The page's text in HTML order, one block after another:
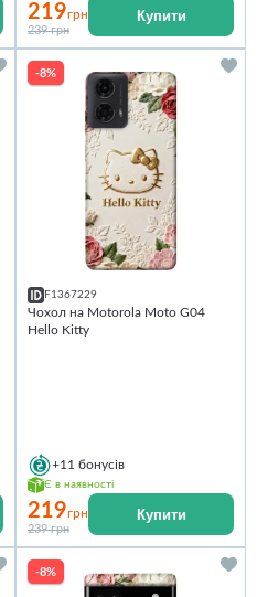
219грн
239 грн
Купити
-8%
F1367229
Чохол на Motorola Moto G04
Hello Kitty
+11 бонусів
Є в наявності
219грн
239 грн
Купити
-8%